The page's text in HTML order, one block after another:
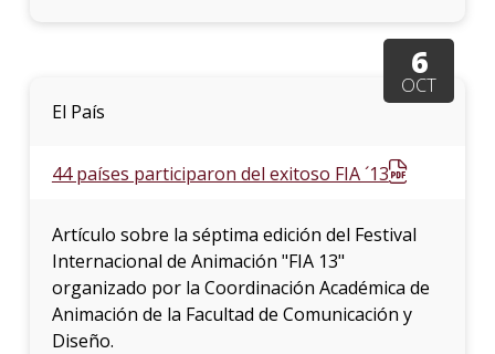
6
OCT
El País
44 países participaron del exitoso FIA ´13
Artículo sobre la séptima edición del Festival
Internacional de Animación "FIA 13"
organizado por la Coordinación Académica de
Animación de la Facultad de Comunicación y
Diseño.